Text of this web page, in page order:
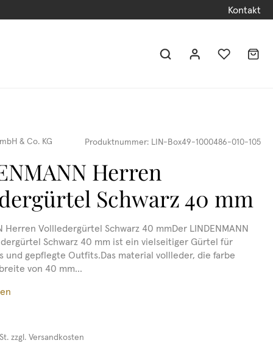
Kontakt
& Co. KG Produktnummer: LIN-Box49-1000486-010-105
Herren
Schwarz 40 mm
Herren Vollledergürtel Schwarz 40 mmDer LINDENMANN
Schwarz 40 mm ist ein vielseitiger Gürtel für
und gepflegte Outfits.Das material vollleder, die farbe
von 40 mm...
zzgl. Versandkosten